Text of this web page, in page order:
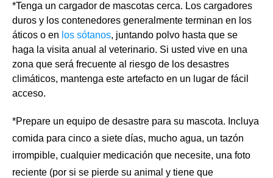
*Tenga un cargador de mascotas cerca. Los cargadores
duros y los contenedores generalmente terminan en los
áticos o en los sótanos, juntando polvo hasta que se
haga la visita anual al veterinario. Si usted vive en una
zona que será frecuente al riesgo de los desastres
climáticos, mantenga este artefacto en un lugar de fácil
acceso.
*Prepare un equipo de desastre para su mascota. Incluya
comida para cinco a siete días, mucho agua, un tazón
irrompible, cualquier medicación que necesite, una foto
reciente (por si se pierde su animal y tiene que